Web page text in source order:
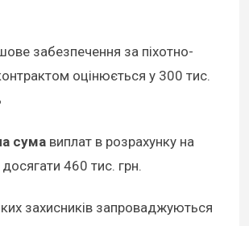
забезпечення за піхотно-
оцінюється у 300 тис.
сума виплат в розрахунку на
460 тис. грн.
захисників запроваджуються